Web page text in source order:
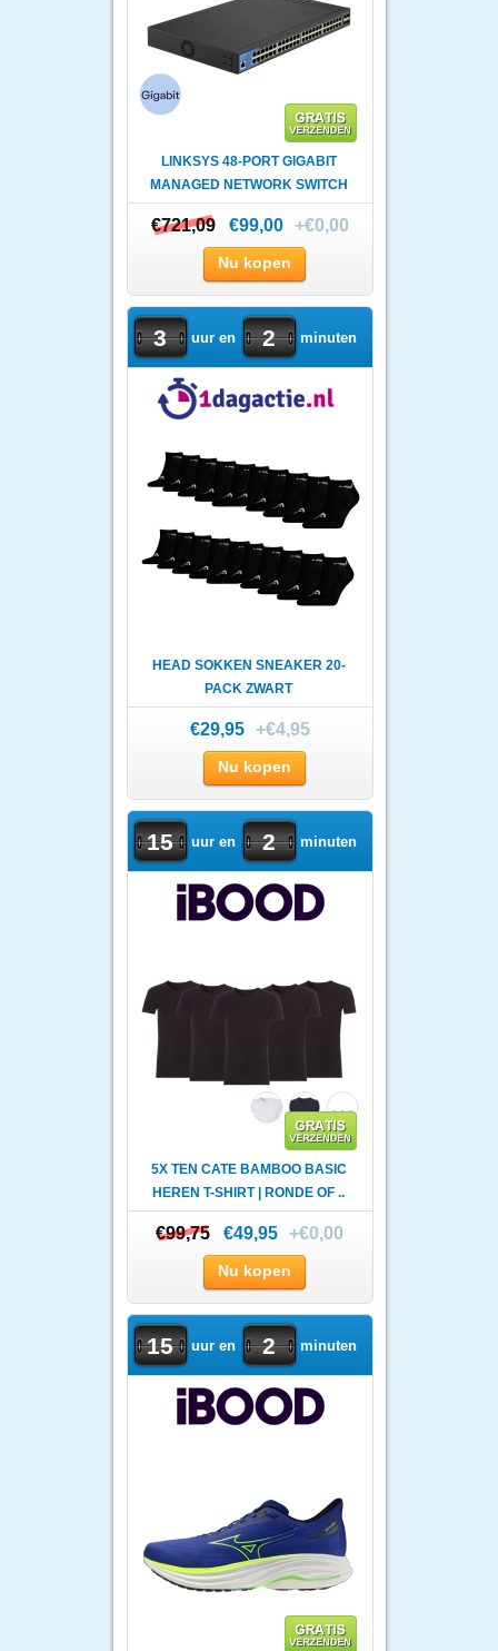
LINKSYS 48-PORT GIGABIT
MANAGED NETWORK SWITCH
WIT..
€721,09
€721,09 €99,00 +€0,00
Nu kopen
3 uur en 2 minuten
HEAD SOKKEN SNEAKER 20-
PACK ZWART
€29,95 +€4,95
Nu kopen
15 uur en 2 minuten
5X TEN CATE BAMBOO BASIC
HEREN T-SHIRT | RONDE OF ..
€99,75
€99,75 €49,95 +€0,00
Nu kopen
15 uur en 2 minuten